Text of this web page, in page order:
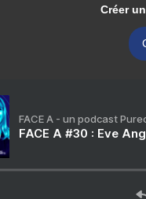
Créer
FACE A - un podcast
FACE A #30 : Eve